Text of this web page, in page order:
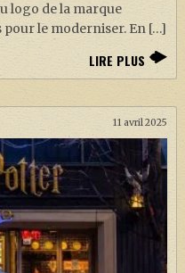
logo de la marque
le moderniser. En […]
LIRE PLUS
11 avril 2025